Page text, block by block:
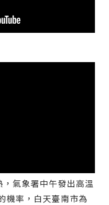
氣象署中午發出高溫
機率，白天臺南市為